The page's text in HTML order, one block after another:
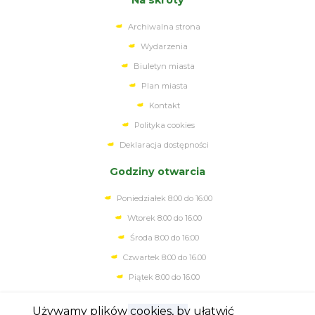
Archiwalna strona
Wydarzenia
Biuletyn miasta
Plan miasta
Kontakt
Polityka cookies
Deklaracja dostępności
Godziny otwarcia
Poniedziałek 8:00 do 16:00
Wtorek 8:00 do 16:00
Środa 8:00 do 16:00
Czwartek 8:00 do 16.00
Piątek 8:00 do 16:00
Używamy plików cookies, by ułatwić